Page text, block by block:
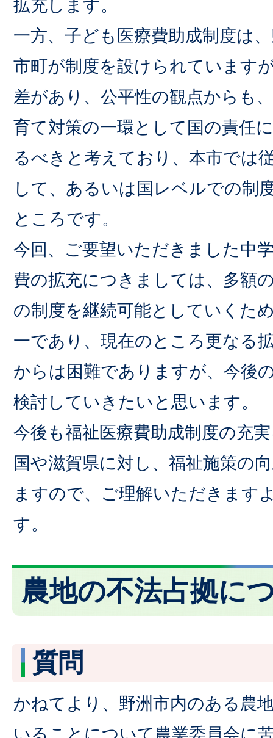
拡充します。
一方、子ども医療費助成制度は
市町が制度を設けられています
差があり、公平性の観点からも
育て対策の一環として国の責任
るべきと考えており、本市では
して、あるいは国レベルでの制
ところです。
今回、ご要望いただきました中
費の拡充につきましては、多額
の制度を継続可能としていくた
一であり、現在のところ更なる
からは困難でありますが、今後
検討していきたいと思います。
今後も福祉医療費助成制度の充
国や滋賀県に対し、福祉施策の
ますので、ご理解いただきます
す。
農地の不法占拠に
質問
かねてより、野洲市内のある農